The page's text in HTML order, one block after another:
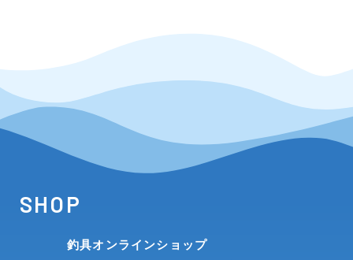
SHOP
釣具オンラインショップ